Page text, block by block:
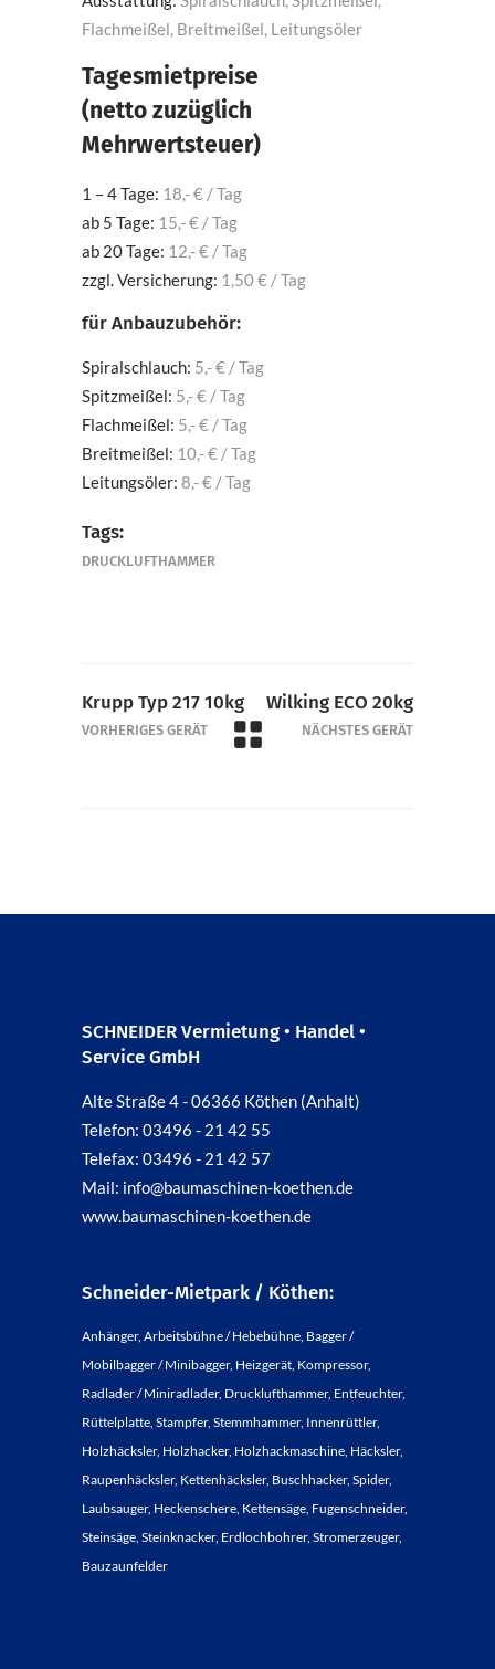
Flachmeißel, Breitmeißel, Leitungsöler
Tagesmietpreise
(netto zuzüglich
Mehrwertsteuer)
1 – 4 Tage: 18,- € / Tag
ab 5 Tage: 15,- € / Tag
ab 20 Tage: 12,- € / Tag
zzgl. Versicherung: 1,50 € / Tag
für Anbauzubehör:
Spiralschlauch: 5,- € / Tag
Spitzmeißel: 5,- € / Tag
Flachmeißel: 5,- € / Tag
Breitmeißel: 10,- € / Tag
Leitungsöler: 8,- € / Tag
Tags:
DRUCKLUFTHAMMER
Krupp Typ 217 10kg
VORHERIGES GERÄT
Wilking ECO 20kg
NÄCHSTES GERÄT
SCHNEIDER Vermietung • Handel •
Service GmbH
Alte Straße 4 - 06366 Köthen (Anhalt)
Telefon: 03496 - 21 42 55
Telefax: 03496 - 21 42 57
Mail: info@baumaschinen-koethen.de
www.baumaschinen-koethen.de
Schneider-Mietpark / Köthen:
Anhänger, Arbeitsbühne / Hebebühne, Bagger /
Mobilbagger / Minibagger, Heizgerät, Kompressor,
Radlader / Miniradlader, Drucklufthammer, Entfeuchter,
Rüttelplatte, Stampfer, Stemmhammer, Innenrüttler,
Holzhäcksler, Holzhacker, Holzhackmaschine, Häcksler,
Raupenhäcksler, Kettenhäcksler, Buschhacker, Spider,
Laubsauger, Heckenschere, Kettensäge, Fugenschneider,
Steinsäge, Steinknacker, Erdlochbohrer, Stromerzeuger,
Bauzaunfelder